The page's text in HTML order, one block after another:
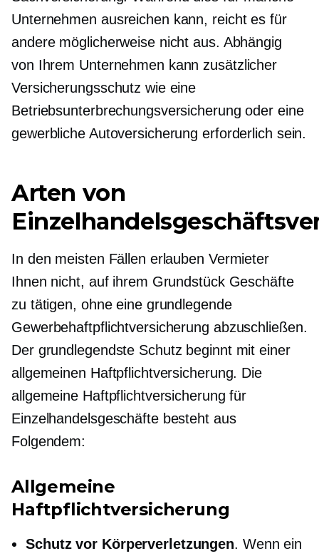
Unternehmen ausreichen kann, reicht es für
andere möglicherweise nicht aus. Abhängig
von Ihrem Unternehmen kann zusätzlicher
Versicherungsschutz wie eine
Betriebsunterbrechungsversicherung oder eine
gewerbliche Autoversicherung erforderlich sein.
Arten von
In den meisten Fällen erlauben Vermieter
Ihnen nicht, auf ihrem Grundstück Geschäfte
zu tätigen, ohne eine grundlegende
Gewerbehaftpflichtversicherung abzuschließen.
Der grundlegendste Schutz beginnt mit einer
allgemeinen Haftpflichtversicherung. Die
allgemeine Haftpflichtversicherung für
Einzelhandelsgeschäfte besteht aus
Folgendem:
Allgemeine
Haftpflichtversicherung
Schutz vor Körperverletzungen. Wenn ein